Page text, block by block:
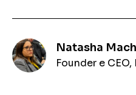
Natasha
Founder e CEO,